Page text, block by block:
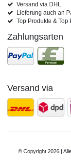
Versand via DHL
Lieferung auch an
Top Produkte & Top
Zahlungsarten
Versand via
© Copyright 2026 |